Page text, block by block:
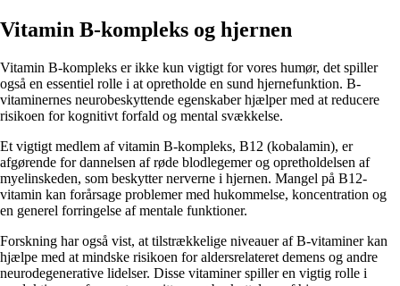
Vitamin B-kompleks og hjernen
Vitamin B-kompleks er ikke kun vigtigt for vores humør, det spiller
også en essentiel rolle i at opretholde en sund hjernefunktion. B-
vitaminernes neurobeskyttende egenskaber hjælper med at reducere
risikoen for kognitivt forfald og mental svækkelse.
Et vigtigt medlem af vitamin B-kompleks, B12 (kobalamin), er
afgørende for dannelsen af røde blodlegemer og opretholdelsen af ​​
myelinskeden, som beskytter nerverne i hjernen. Mangel på B12-
vitamin kan forårsage problemer med hukommelse, koncentration og
en generel forringelse af mentale funktioner.
Forskning har også vist, at tilstrækkelige niveauer af B-vitaminer kan
hjælpe med at mindske risikoen for aldersrelateret demens og andre
neurodegenerative lidelser. Disse vitaminer spiller en vigtig rolle i